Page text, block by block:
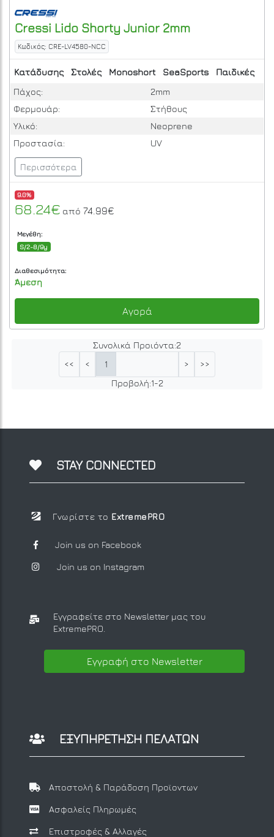
Cressi Lido Shorty Junior 2mm
Κωδικός: CRE-LV4580-NCC
Κατάδυσης Στολές Monoshort SeaSports
Παιδικές
Πάχος:
2mm
Φερμουάρ:
Στήθους
Υλικό:
Neoprene
Προστασία:
UV
Περισσότερα
9.0%
68.24€ από 74.99€
Μεγέθη:
S/2-8/9y
Διαθεσιμότητα:
Άμεση
Αγορά
Συνολικά Προιόντα:2
<<
< 1 >
>>
Προβολή:1-2
STAY CONNECTED
Γνωρίστε το ExtremePRO
Join us on Facebook
Join us on Instagram
Εγγραφείτε στο Newsletter μας του
ExtremePRO.
Εγγραφή στο Newsletter
ΕΞΥΠΗΡΕΤΗΣΗ ΠΕΛΑΤΩΝ
Αποστολή & Παράδοση Προϊοντων
Ασφαλείς Πληρωμές
Επιστροφές & Αλλαγές